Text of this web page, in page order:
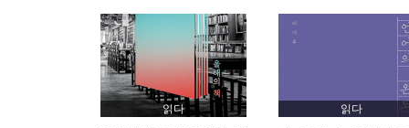
3장. 청년 투자, 전 세계가 기댈 유일한 자원
_ 어떻게 서로에게 이익이 될 수 있는가
전 세계적 불황 속에서 독일은 어떻게 흔들림 없
어떻게 성공할 수 있었는가. 모든 세대가 한 세대
읽다 읽다